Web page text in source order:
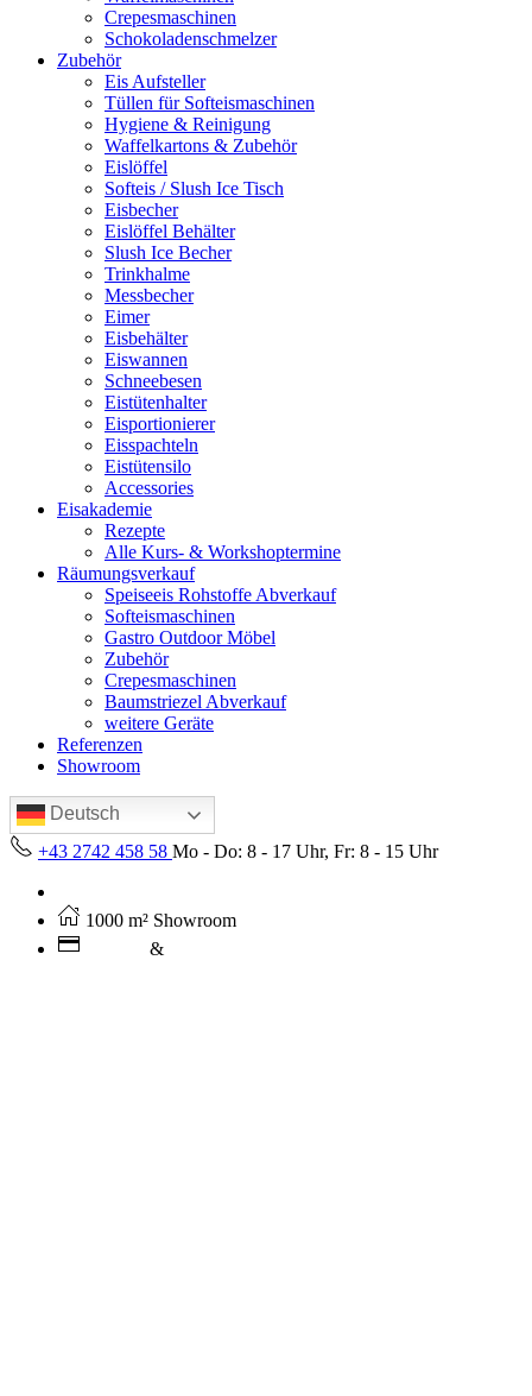
Crepesmaschinen
Schokoladenschmelzer
Zubehör
Eis Aufsteller
Tüllen für Softeismaschinen
Hygiene & Reinigung
Waffelkartons & Zubehör
Eislöffel
Softeis / Slush Ice Tisch
Eisbecher
Eislöffel Behälter
Slush Ice Becher
Trinkhalme
Messbecher
Eimer
Eisbehälter
Eiswannen
Schneebesen
Eistütenhalter
Eisportionierer
Eisspachteln
Eistütensilo
Accessories
Eisakademie
Rezepte
Alle Kurs- & Workshoptermine
Räumungsverkauf
Speiseeis Rohstoffe Abverkauf
Softeismaschinen
Gastro Outdoor Möbel
Zubehör
Crepesmaschinen
Baumstriezel Abverkauf
weitere Geräte
Referenzen
Showroom
Deutsch
+43 2742 458 58 Mo - Do: 8 - 17 Uhr, Fr: 8 - 15 Uhr
1000 m² Showroom
&